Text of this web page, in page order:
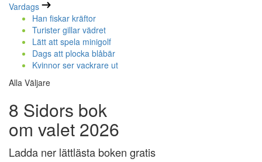
Vardags
Han fiskar kräftor
Turister gillar vädret
Lätt att spela minigolf
Dags att plocka blåbär
Kvinnor ser vackrare ut
Alla Väljare
8 Sidors bok
om valet 2026
Ladda ner lättlästa boken gratis